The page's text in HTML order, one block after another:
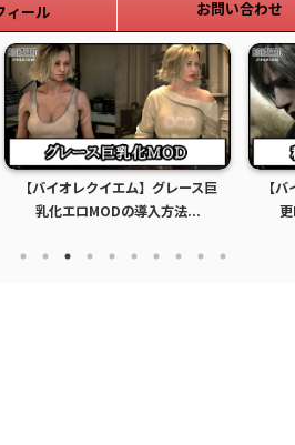
ィール お問い合わせ
【バイオレクイエム】移動速度変
更MODの導入方法と使い...
【